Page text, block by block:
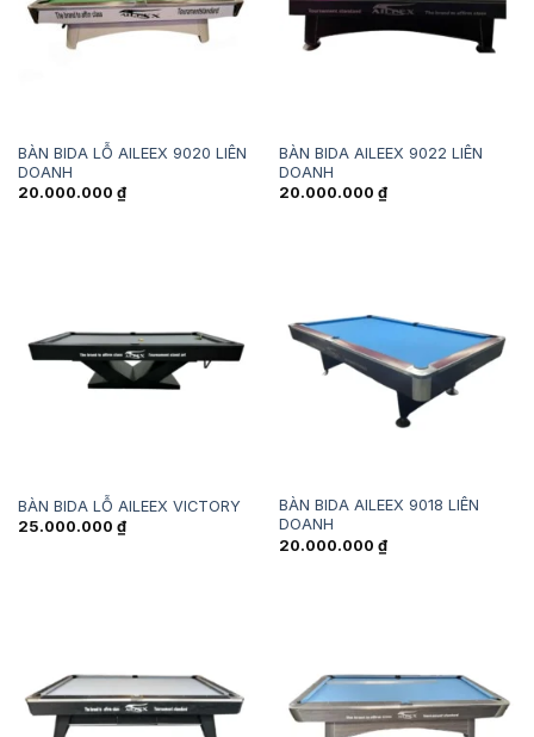
BÀN BIDA LỖ AILEEX 9020 LIÊN
DOANH
20.000.000 ₫
BÀN BIDA AILEEX 9022 LIÊN
DOANH
20.000.000 ₫
BÀN BIDA LỖ AILEEX VICTORY
25.000.000 ₫
BÀN BIDA AILEEX 9018 LIÊN
DOANH
20.000.000 ₫